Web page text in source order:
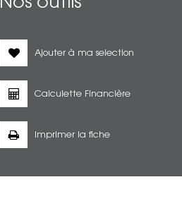
Ajouter à ma selection
Calculette Financière
Imprimer la fiche